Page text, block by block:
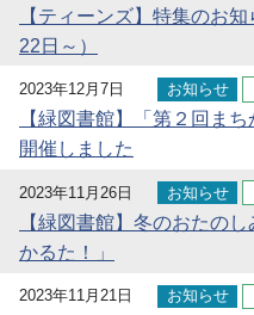
【ティーンズ】特集のお
22日～）
2023年12月7日 お知らせ
【緑図書館】「第２回ま
開催しました
2023年11月26日 お知らせ
【緑図書館】冬のおたの
かるた！」
2023年11月21日 お知らせ